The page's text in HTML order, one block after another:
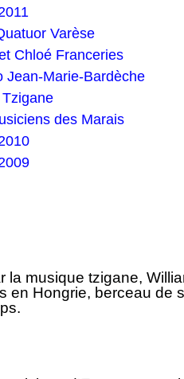
Varèse
Chloé Franceries
Jean-Marie-Bardèche
des Marais
la musique tzigane,
en Hongrie, berceau de